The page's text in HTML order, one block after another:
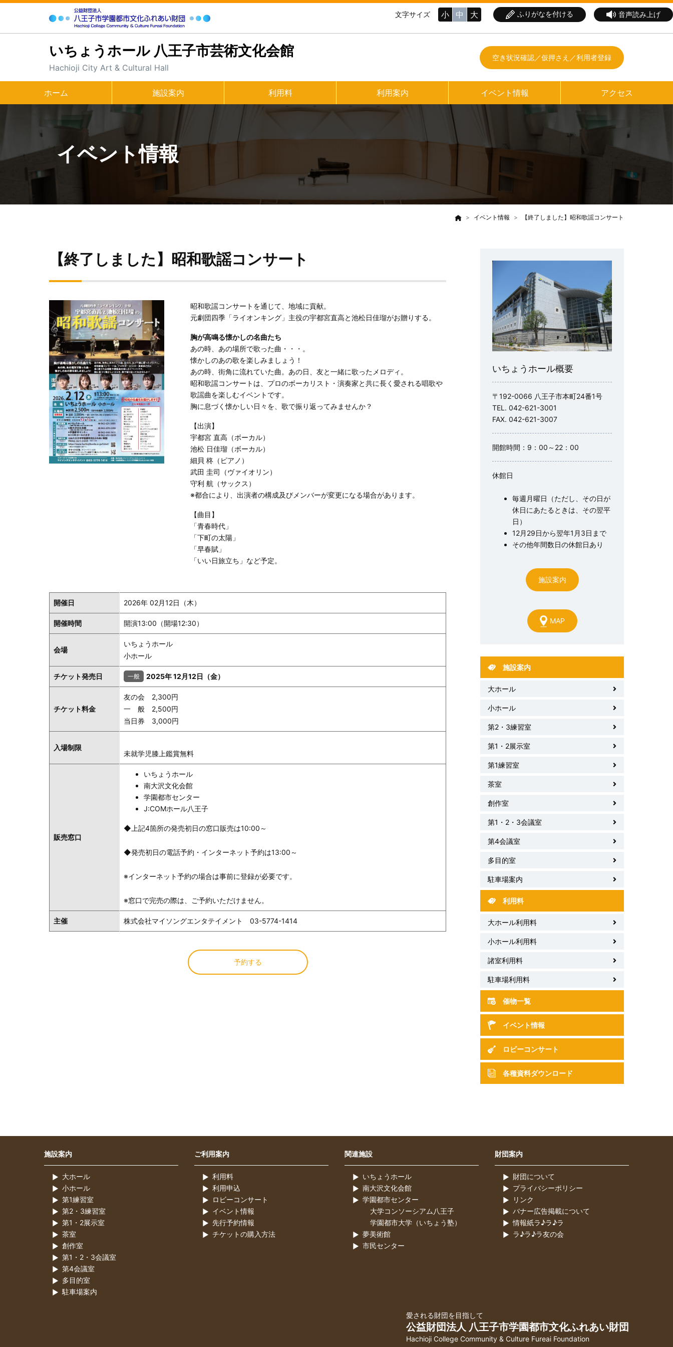
いちょうホール 八王子市芸術文化会館
Hachioji City Art & Cultural Hall
空き状況確認／仮押さえ／利用者登録
ホーム 施設案内 利用料 利用案内 イベント情報 アクセス
文字サイズ 小 中 大 ふりがなを付ける 音声読み上げ
イベント情報
イベント情報 【終了しました】昭和歌謡コンサート
【終了しました】昭和歌謡コンサート
昭和歌謡コンサートを通じて、地域に貢献。
元劇団四季「ライオンキング」主役の宇都宮直高と池松日佳瑠がお贈りする。
胸が高鳴る懐かしの名曲たち
あの時、あの場所で歌った曲・・・。
懐かしのあの歌を楽しみましょう！
あの時、街角に流れていた曲。あの日、友と一緒に歌ったメロディ。
昭和歌謡コンサートは、プロのボーカリスト・演奏家と共に長く愛される唱歌や
歌謡曲を楽しむイベントです。
胸に息づく懐かしい日々を、歌で振り返ってみませんか？
【出演】
宇都宮 直高（ボーカル）
池松 日佳瑠（ボーカル）
細貝 柊（ピアノ）
武田 圭司（ヴァイオリン）
守利 航（サックス）
※都合により、出演者の構成及びメンバーが変更になる場合があります。
【曲目】
「青春時代」
「下町の太陽」
「早春賦」
「いい日旅立ち」など予定。
開催日 2026年 02月12日（木）
開催時間 開演13:00（開場12:30）
会場
いちょうホール
小ホール
チケット発売日 2025年 12月12日（金）
チケット料金
友の会 2,300円
一 般 2,500円
当日券 3,000円
入場制限
未就学児膝上鑑賞無料
販売窓口
いちょうホール
南大沢文化会館
学園都市センター
J:COMホール八王子
◆上記4箇所の発売初日の窓口販売は10:00～
◆発売初日の電話予約・インターネット予約は13:00～
※インターネット予約の場合は事前に登録が必要です。
※窓口で完売の際は、ご予約いただけません。
主催 株式会社マイソングエンタテイメント 03-5774-1414
予約する
いちょうホール概要
〒192-0066 八王子市本町24番1号
TEL. 042-621-3001
FAX. 042-621-3007
開館時間：9：00～22：00
休館日
毎週月曜日（ただし、その日が
休日にあたるときは、その翌平
日）
12月29日から翌年1月3日まで
その他年間数日の休館日あり
施設案内
MAP
施設案内
大ホール
小ホール
第2・3練習室
第1・2展示室
第1練習室
茶室
創作室
第1・2・3会議室
第4会議室
多目的室
駐車場案内
利用料
大ホール利用料
小ホール利用料
諸室利用料
駐車場利用料
催物一覧
イベント情報
ロビーコンサート
各種資料ダウンロード
施設案内
大ホール
小ホール
第1練習室
第2・3練習室
第1・2展示室
茶室
創作室
第1・2・3会議室
第4会議室
多目的室
駐車場案内
ご利用案内
利用料
利用申込
ロビーコンサート
イベント情報
先行予約情報
チケットの購入方法
関連施設
いちょうホール
南大沢文化会館
学園都市センター
大学コンソーシアム八王子
学園都市大学（いちょう塾）
夢美術館
市民センター
財団案内
財団について
プライバシーポリシー
リンク
バナー広告掲載について
情報紙ラ♪ラ♪ラ
ラ♪ラ♪ラ友の会
愛される財団を目指して
公益財団法人 八王子市学園都市文化ふれあい財団
Hachioji College Community & Culture Fureai Foundation